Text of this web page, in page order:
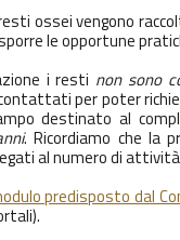
ossei vengono
le opportune
i resti non sono
per poter
destinato al
. Ricordiamo che la
al numero di
predisposto dal